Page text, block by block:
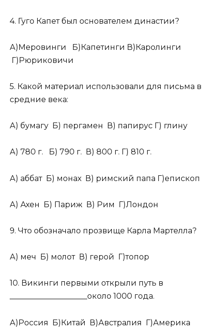
4. Гуго Капет был основателем династии?
А)Меровинги Б)Капетинги В)Каролинги
Г)Рюриковичи
5. Какой материал использовали для письма в
средние века:
А) бумагу Б) пергамен В) папирус Г) глину
А) 780 г. Б) 790 г. В) 800 г. Г) 810 г.
А) аббат Б) монах В) римский папа Г)епископ
А) Ахен Б) Париж В) Рим Г)Лондон
9. Что обозначало прозвище Карла Мартелла?
А) меч Б) молот В) герой Г)топор
10. Викинги первыми открыли путь в
____________________около 1000 года.
А)Россия Б)Китай В)Австралия Г)Америка